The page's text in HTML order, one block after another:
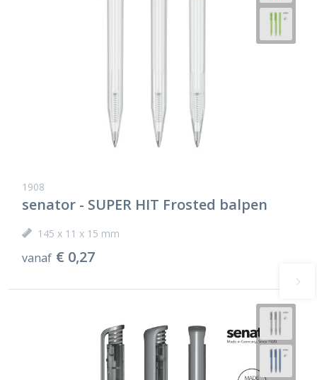
1908
senator - SUPER HIT Frosted balpen
145 x 11 x 15 mm
vanaf € 0,27